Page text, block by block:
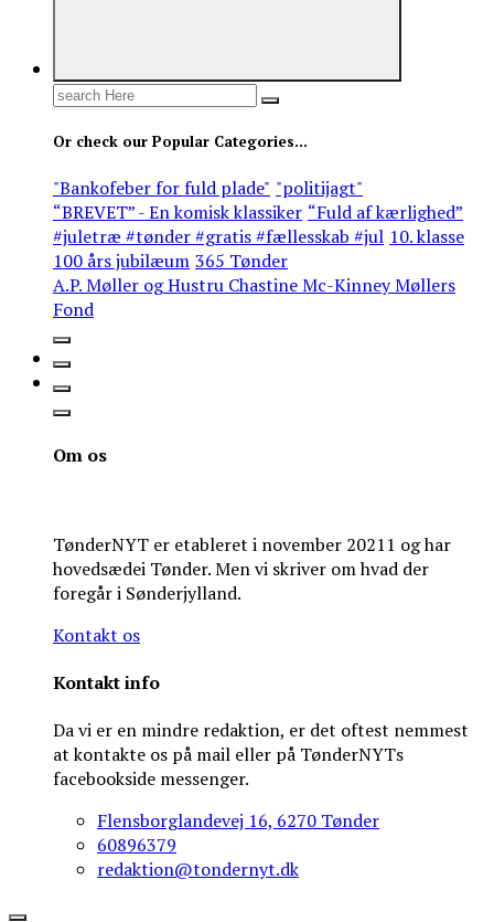
Search
Or check our Popular Categories...
"Bankofeber for fuld plade" "politijagt"
“BREVET” - En komisk klassiker “Fuld af kærlighed”
#juletræ #tønder #gratis #fællesskab #jul 10. klasse
100 års jubilæum 365 Tønder
A.P. Møller og Hustru Chastine Mc-Kinney Møllers
Fond
Om os
TønderNYT er etableret i november 20211 og har
hovedsædei Tønder. Men vi skriver om hvad der
foregår i Sønderjylland.
Kontakt os
Kontakt info
Da vi er en mindre redaktion, er det oftest nemmest
at kontakte os på mail eller på TønderNYTs
facebookside messenger.
Flensborglandevej 16, 6270 Tønder
60896379
redaktion@tondernyt.dk